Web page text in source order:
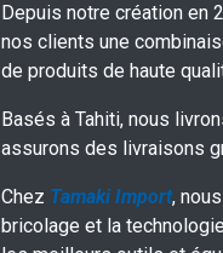
Depuis notre création en
nos clients une
de produits de haute
Basés à Tahiti, nous
assurons des livraisons
Chez Tamaki Import,
bricolage et la